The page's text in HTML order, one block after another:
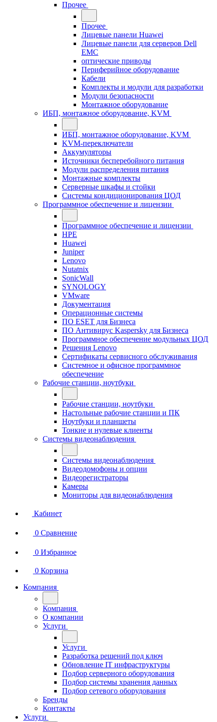
Прочее
Прочее
Лицевые панели Huawei
Лицевые панели для серверов Dell
EMC
оптические приводы
Периферийное оборудование
Кабели
Комплекты и модули для разработки
Модули безопасности
Монтажное оборудование
ИБП, монтажное оборудование, KVM
ИБП, монтажное оборудование, KVM
KVM-переключатели
Аккумуляторы
Источники бесперебойного питания
Модули распределения питания
Монтажные комплекты
Серверные шкафы и стойки
Системы кондиционирования ЦОД
Программное обеспечение и лицензии
Программное обеспечение и лицензии
HPE
Huawei
Juniper
Lenovo
Nutatnix
SonicWall
SYNOLOGY
VMware
Документация
Операционные системы
ПО ESET для Бизнеса
ПО Антивирус Kaspersky для Бизнеса
Программное обеспечение модульных ЦОД
Решения Lenovo
Сертификаты сервисного обслуживания
Системное и офисное программное
обеспечение
Рабочие станции, ноутбуки
Рабочие станции, ноутбуки
Настольные рабочие станции и ПК
Ноутбуки и планшеты
Тонкие и нулевые клиенты
Системы видеонаблюдения
Системы видеонаблюдения
Видеодомофоны и опции
Видеорегистраторы
Камеры
Мониторы для видеонаблюдения
Кабинет
0 Сравнение
0 Избранное
0 Корзина
Компания
Компания
О компании
Услуги
Услуги
Разработка решений под ключ
Обновление IT инфраструктуры
Подбор серверного оборудования
Подбор системы хранения данных
Подбор сетевого оборудования
Бренды
Контакты
Услуги